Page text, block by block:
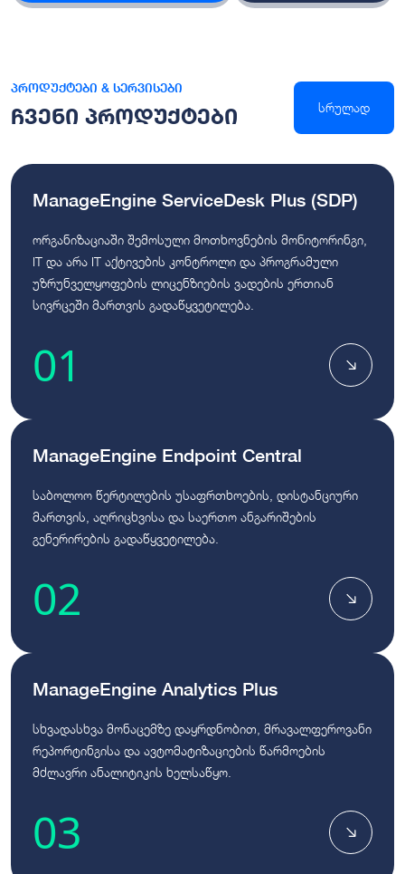
პროდუქტები & სერვისები
ჩვენი პროდუქტები სრულად
ManageEngine ServiceDesk Plus (SDP)
ორგანიზაციაში შემოსული მოთხოვნების მონიტორინგი,
IT და არა IT აქტივების კონტროლი და პროგრამული
უზრუნველყოფების ლიცენზიების ვადების ერთიან
სივრცეში მართვის გადაწყვეტილება.
01
ManageEngine Endpoint Central
საბოლოო წერტილების უსაფრთხოების, დისტანციური
მართვის, აღრიცხვისა და საერთო ანგარიშების
გენერირების გადაწყვეტილება.
02
ManageEngine Analytics Plus
სხვადასხვა მონაცემზე დაყრდნობით, მრავალფეროვანი
რეპორტინგისა და ავტომატიზაციების წარმოების
მძლავრი ანალიტიკის ხელსაწყო.
03